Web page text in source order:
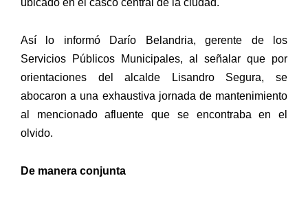
ubicado en el casco central de la ciudad.
Así lo informó Darío Belandria, gerente de los
Servicios Públicos Municipales, al señalar que por
orientaciones del alcalde Lisandro Segura, se
abocaron a una exhaustiva jornada de mantenimiento
al mencionado afluente que se encontraba en el
olvido.
De manera conjunta